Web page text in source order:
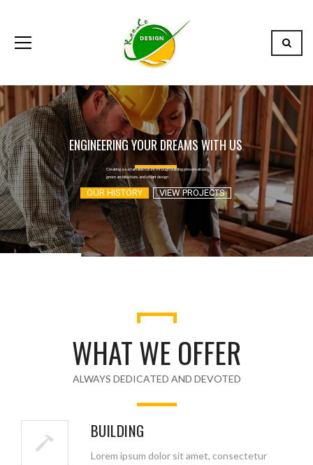
ENGINEERING YOUR DREAMS WITH US
Creating a sustainable future through building preservation
green architecture, and smart design
OUR HISTORY VIEW PROJECTS
WHAT WE OFFER
ALWAYS DEDICATED AND DEVOTED
BUILDING
Lorem ipsum dolor sit amet, consectetur